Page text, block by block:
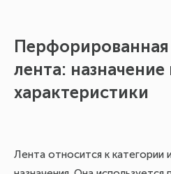
лента: назначение
характеристики
Лента относится к категории